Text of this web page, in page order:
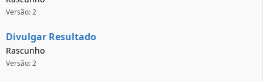
Versão: 2
Divulgar Resultado
Rascunho
Versão: 2